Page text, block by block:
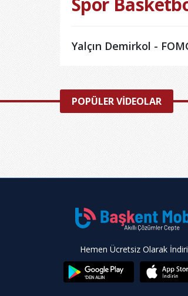
Yalçın Demirkol -
POPÜLER VİDEOLAR
Hemen Ücretsiz Olarak